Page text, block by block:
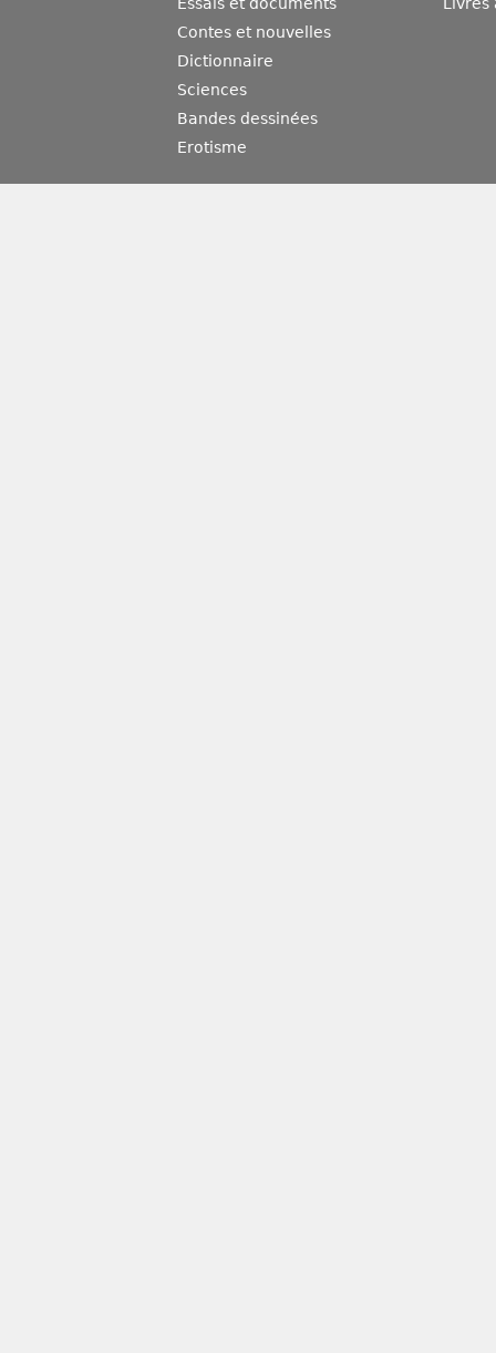
Essais et documents
Contes et nouvelles
Dictionnaire
Sciences
Bandes dessinées
Erotisme
Livres